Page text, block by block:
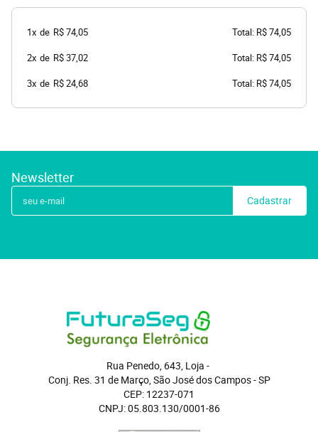
1x de R$ 74,05
Total: R$ 74,05
2x de R$ 37,02
Total: R$ 74,05
3x de R$ 24,68 Total: R$ 74,05
Newsletter
Cadastrar
Rua Penedo, 643, Loja -
Conj. Res. 31 de Março, São José dos Campos - SP
CEP: 12237-071
CNPJ: 05.803.130/0001-86